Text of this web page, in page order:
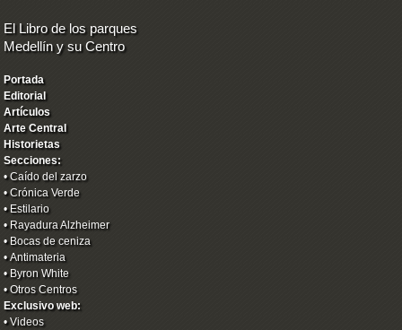
El Libro de los parques
Medellín y su Centro
Portada
Editorial
Artículos
Arte Central
Historietas
Secciones:
•Caído del zarzo
•Crónica Verde
• Estilario
• Rayadura Alzheimer
• Bocas de ceniza
•Antimateria
• Byron White
•Otros Centros
Exclusivo web:
•Videos